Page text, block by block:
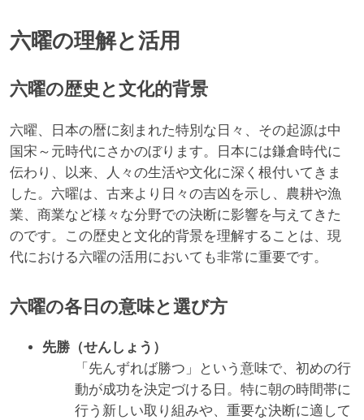
六曜の理解と活用
六曜の歴史と文化的背景
六曜、日本の暦に刻まれた特別な日々、その起源は中
国宋～元時代にさかのぼります。日本には鎌倉時代に
伝わり、以来、人々の生活や文化に深く根付いてきま
した。六曜は、古来より日々の吉凶を示し、農耕や漁
業、商業など様々な分野での決断に影響を与えてきた
のです。この歴史と文化的背景を理解することは、現
代における六曜の活用においても非常に重要です。
六曜の各日の意味と選び方
先勝（せんしょう）
「先んずれば勝つ」という意味で、初めの行
動が成功を決定づける日。特に朝の時間帯に
行う新しい取り組みや、重要な決断に適して